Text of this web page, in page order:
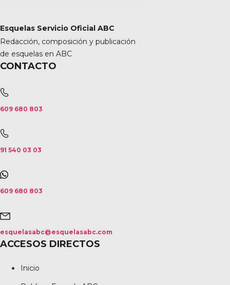
Esquelas Servicio Oficial ABC
Redacción, composición y publicación
de esquelas en ABC
CONTACTO
609 680 803
91 540 03 03
609 680 803
esquelasabc@esquelasabc.com
ACCESOS DIRECTOS
Inicio